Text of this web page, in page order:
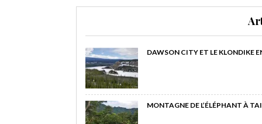
DAWSON CITY ET LE KLONDIKE
MONTAGNE DE L’ÉLÉPHANT À